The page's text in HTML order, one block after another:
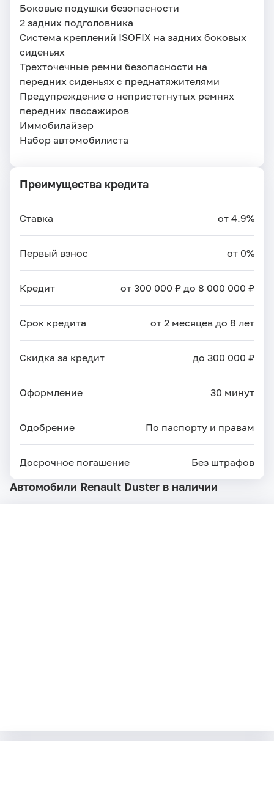
Боковые подушки безопасности
2 задних подголовника
Система креплений ISOFIX на задних боковых
сиденьях
Трехточечные ремни безопасности на
передних сиденьях с преднатяжителями
Предупреждение о непристегнутых ремнях
передних пассажиров
Иммобилайзер
Набор автомобилиста
Преимущества кредита
Ставка от 4.9%
Первый взнос от 0%
Кредит от 300 000 ₽ до 8 000 000 ₽
Срок кредита от 2 месяцев до 8 лет
Скидка за кредит до 300 000 ₽
Оформление 30 минут
Одобрение По паспорту и правам
Досрочное погашение Без штрафов
Автомобили Renault Duster в наличии